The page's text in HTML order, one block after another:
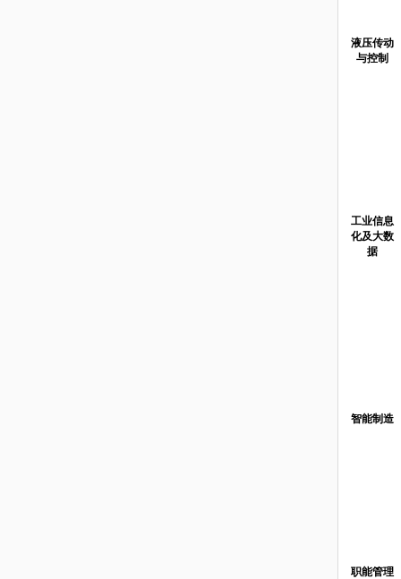
液压传动
与控制
工业信息
化及大数
据
智能制造
职能管理